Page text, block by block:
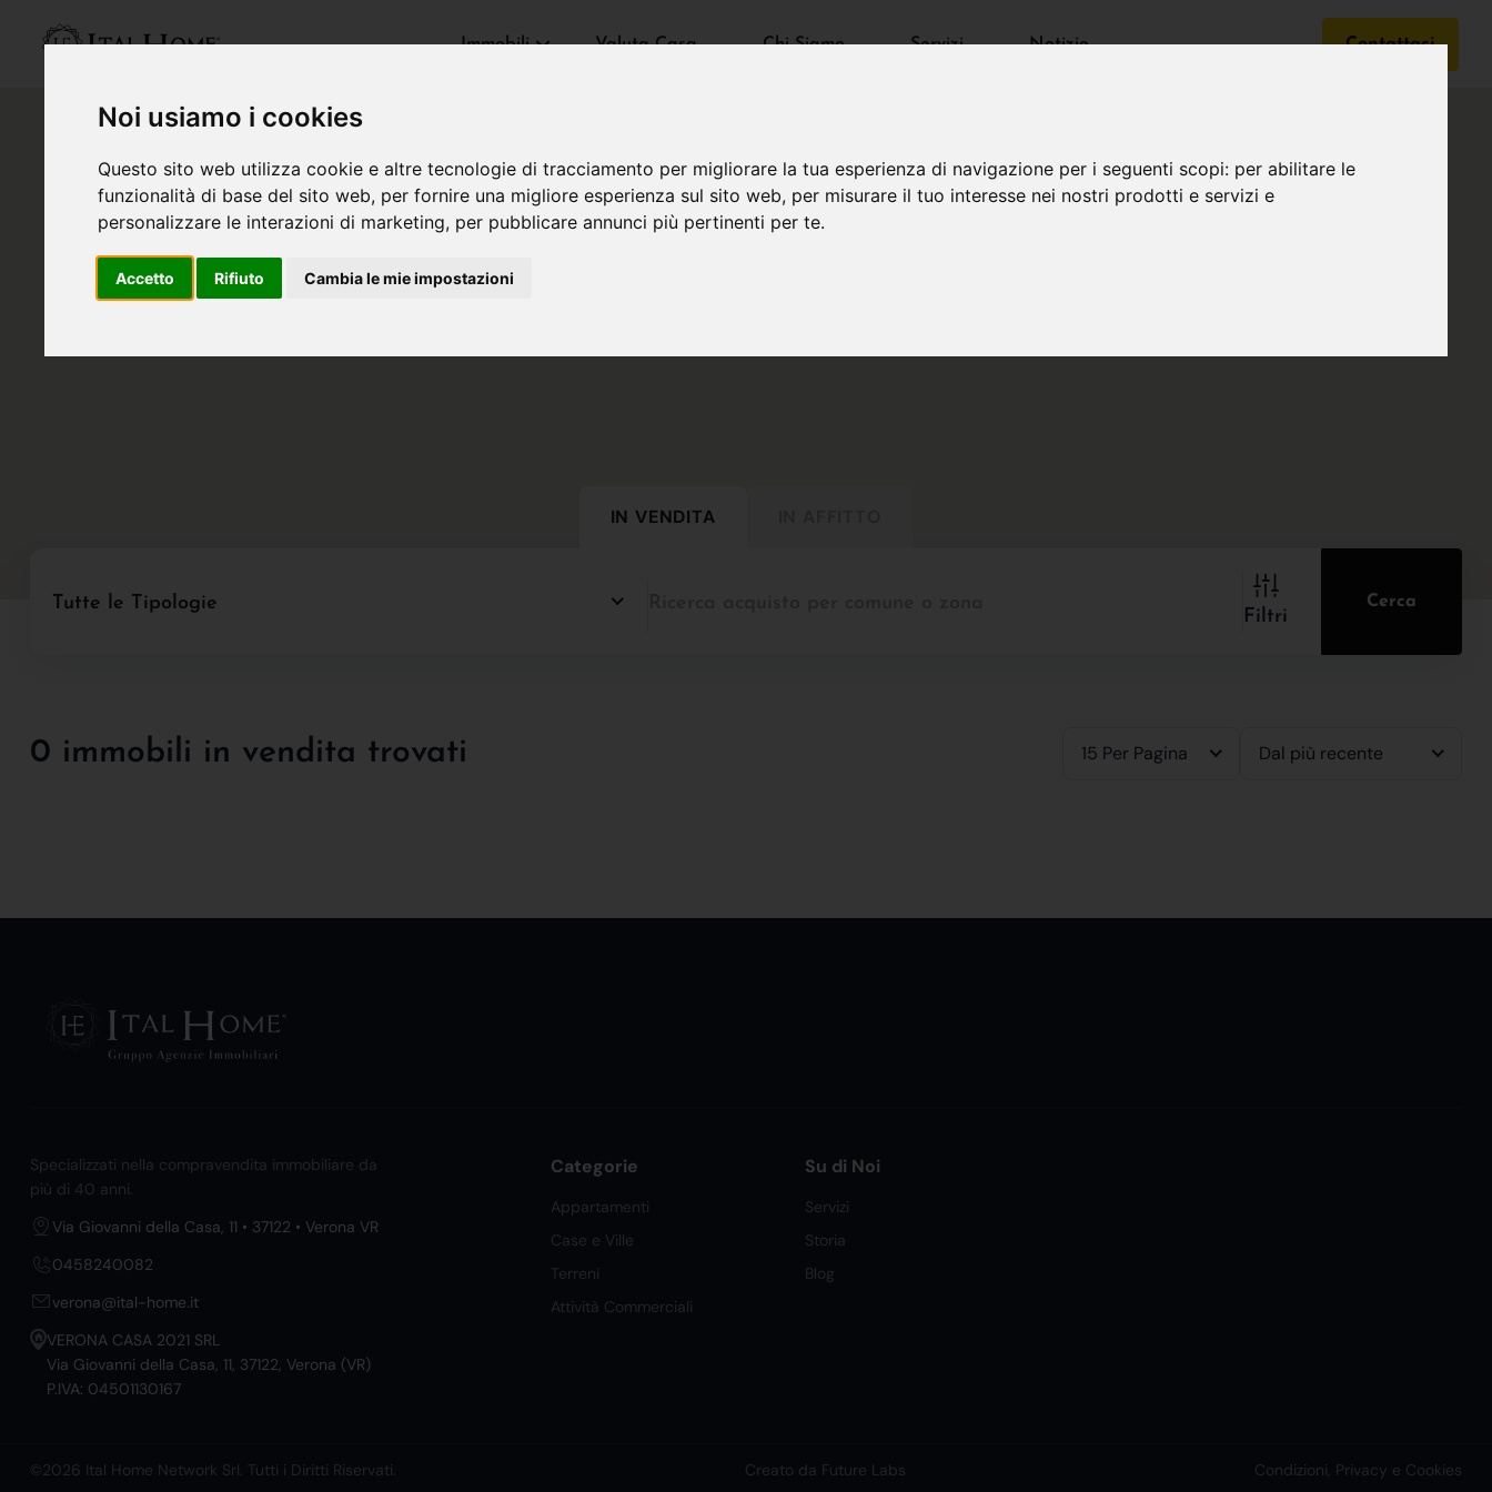
Noi usiamo i cookies
Questo sito web utilizza cookie e altre tecnologie di tracciamento per migliorare la tua esperienza di navigazione per i seguenti scopi: per abilitare le
funzionalità di base del sito web, per fornire una migliore esperienza sul sito web, per misurare il tuo interesse nei nostri prodotti e servizi e
personalizzare le interazioni di marketing, per pubblicare annunci più pertinenti per te.
Accetto Rifiuto Cambia le mie impostazioni
Immobili Valuta Casa Chi Siamo Servizi Notizie Contattaci
IN VENDITA
Tutte le Tipologie
Filtri
Cerca
0 immobili in vendita trovati 15 Per Pagina Dal più recente
Specializzati nella compravendita immobiliare da
più di 40 anni.
Via Giovanni della Casa, 11 • 37122 • Verona VR
0458240082
verona@ital-home.it
VERONA CASA 2021 SRL
Via Giovanni della Casa, 11, 37122, Verona (VR)
P.IVA: 04501130167
Categorie
Appartamenti
Case e Ville
Terreni
Attività Commerciali
Su di Noi
Servizi
Storia
Blog
©2026 Ital Home Network Srl. Tutti i Diritti Riservati. Creato da Future Labs Condizioni, Privacy e Cookies